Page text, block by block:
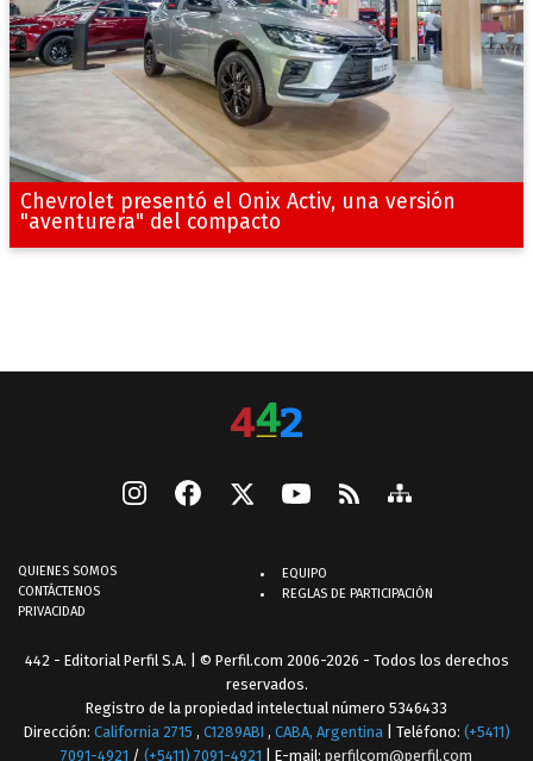
Chevrolet presentó el Onix Activ, una versión
"aventurera" del compacto
QUIENES SOMOS
CONTÁCTENOS
PRIVACIDAD
EQUIPO
REGLAS DE PARTICIPACIÓN
442 - Editorial Perfil S.A. | © Perfil.com 2006-2026 - Todos los derechos
reservados.
Registro de la propiedad intelectual número 5346433
Dirección: California 2715 , C1289ABI , CABA, Argentina | Teléfono: (+5411)
7091-4921 / (+5411) 7091-4921 | E-mail: perfilcom@perfil.com